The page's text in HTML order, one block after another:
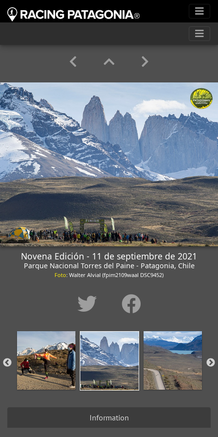
Novena Edición - 11 de septiembre de 2021
Parque Nacional Torres del Paine - Patagonia, Chile
Foto: Walter Alvial (fpim2109waal DSC9452)
Information